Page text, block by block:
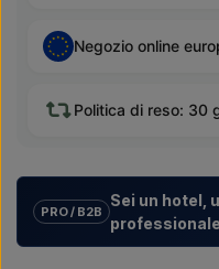
Negozio online
Politica di reso: 30
PRO / B2B
Sei un hotel,